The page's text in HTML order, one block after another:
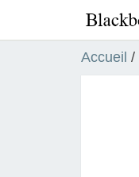
Accueil /